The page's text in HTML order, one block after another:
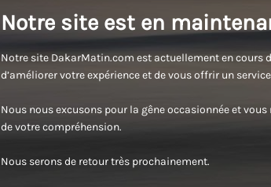
Notre site est en
Notre site DakarMatin.com est actuellement en cours
d’améliorer votre expérience et de vous offrir un
Nous nous excusons pour la gêne occasionnée et
de votre compréhension.
Nous serons de retour très prochainement.